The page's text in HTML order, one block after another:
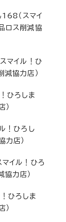
（スマイ
ロス削減協
マイル！ひ
協力店）
！ひろしま
）
！ひろし
店）
イル！ひろ
力店）
！ひろしま
）